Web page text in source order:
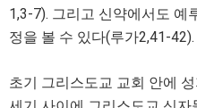
1,3-7). 그리고 신약에서도 예
정을 볼 수 있다(루가2,41-42).
초기 그리스도교 교회 안에